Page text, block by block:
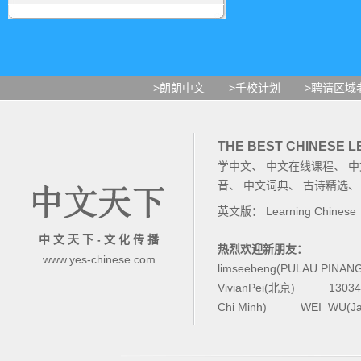
>朗朗中文 >千校计划 >聘请区域
中 文 天 下 - 文 化 传 播
www.yes-chinese.com
THE BEST CHINESE
学中文、 中文在线课程、
音、 中文词典、 古诗精选
英文版： Learning Chinese
热烈欢迎新朋友：
limseebeng(PULAU
VivianPei(北京)
Chi Minh)